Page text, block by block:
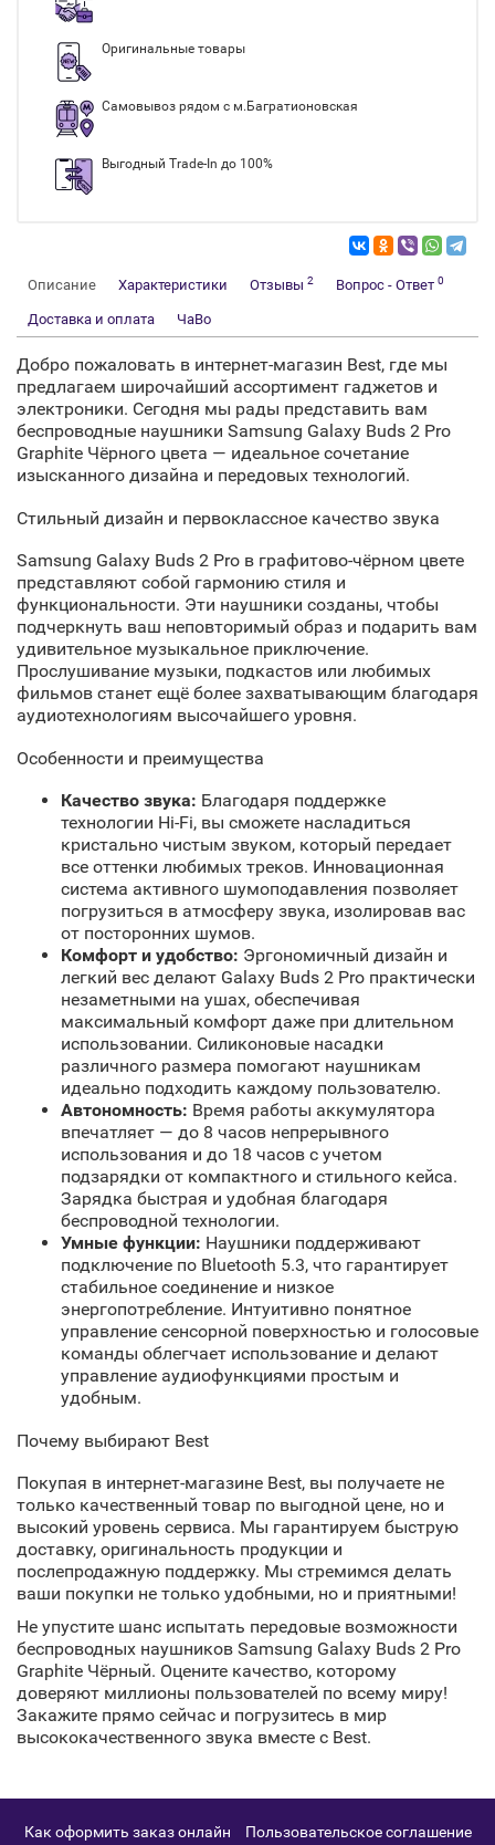
Оригинальные товары
Самовывоз рядом с м.Багратионовская
Выгодный Trade-In до 100%
Описание Характеристики Отзывы 2 Вопрос - Ответ 0
Доставка и оплата ЧаВо
Добро пожаловать в интернет-магазин Best, где мы
предлагаем широчайший ассортимент гаджетов и
электроники. Сегодня мы рады представить вам
беспроводные наушники Samsung Galaxy Buds 2 Pro
Graphite Чёрного цвета — идеальное сочетание
изысканного дизайна и передовых технологий.
Стильный дизайн и первоклассное качество звука
Samsung Galaxy Buds 2 Pro в графитово-чёрном цвете
представляют собой гармонию стиля и
функциональности. Эти наушники созданы, чтобы
подчеркнуть ваш неповторимый образ и подарить вам
удивительное музыкальное приключение.
Прослушивание музыки, подкастов или любимых
фильмов станет ещё более захватывающим благодаря
аудиотехнологиям высочайшего уровня.
Особенности и преимущества
Качество звука: Благодаря поддержке
технологии Hi-Fi, вы сможете насладиться
кристально чистым звуком, который передает
все оттенки любимых треков. Инновационная
система активного шумоподавления позволяет
погрузиться в атмосферу звука, изолировав вас
от посторонних шумов.
Комфорт и удобство: Эргономичный дизайн и
легкий вес делают Galaxy Buds 2 Pro практически
незаметными на ушах, обеспечивая
максимальный комфорт даже при длительном
использовании. Силиконовые насадки
различного размера помогают наушникам
идеально подходить каждому пользователю.
Автономность: Время работы аккумулятора
впечатляет — до 8 часов непрерывного
использования и до 18 часов с учетом
подзарядки от компактного и стильного кейса.
Зарядка быстрая и удобная благодаря
беспроводной технологии.
Умные функции: Наушники поддерживают
подключение по Bluetooth 5.3, что гарантирует
стабильное соединение и низкое
энергопотребление. Интуитивно понятное
управление сенсорной поверхностью и голосовые
команды облегчает использование и делают
управление аудиофункциями простым и
удобным.
Почему выбирают Best
Покупая в интернет-магазине Best, вы получаете не
только качественный товар по выгодной цене, но и
высокий уровень сервиса. Мы гарантируем быструю
доставку, оригинальность продукции и
послепродажную поддержку. Мы стремимся делать
ваши покупки не только удобными, но и приятными!
Не упустите шанс испытать передовые возможности
беспроводных наушников Samsung Galaxy Buds 2 Pro
Graphite Чёрный. Оцените качество, которому
доверяют миллионы пользователей по всему миру!
Закажите прямо сейчас и погрузитесь в мир
высококачественного звука вместе с Best.
Как оформить заказ онлайн Пользовательское соглашение